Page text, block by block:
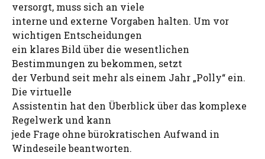
versorgt, muss sich an viele
interne und externe Vorgaben halten. Um vor
wichtigen Entscheidungen
ein klares Bild über die wesentlichen
Bestimmungen zu bekommen, setzt
der Verbund seit mehr als einem Jahr „Polly“ ein.
Die virtuelle
Assistentin hat den Überblick über das komplexe
Regelwerk und kann
jede Frage ohne bürokratischen Aufwand in
Windeseile beantworten.